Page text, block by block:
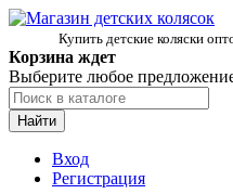
Купить детские коляски
Корзина ждет
Выберите любое
Найти
Вход
Регистрация